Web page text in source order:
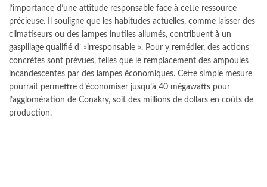
l’importance d’une attitude responsable face à cette ressource
précieuse. Il souligne que les habitudes actuelles, comme laisser des
climatiseurs ou des lampes inutiles allumés, contribuent à un
gaspillage qualifié d’ »irresponsable ». Pour y remédier, des actions
concrètes sont prévues, telles que le remplacement des ampoules
incandescentes par des lampes économiques. Cette simple mesure
pourrait permettre d’économiser jusqu’à 40 mégawatts pour
l’agglomération de Conakry, soit des millions de dollars en coûts de
production.